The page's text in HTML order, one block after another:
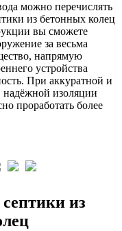
можно перечислять
из бетонных колец
вы сможете
за весьма
напрямую
устройства
При аккуратной и
надёжной изоляции
проработать более
из